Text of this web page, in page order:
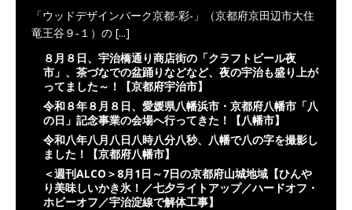
「ウッドデザインパーク京都-彩-」（京都府京田辺市大住
竜王谷９‐１）の [...]
８月８日、宇治橋通り商店街の「クラフトビール夜
市」、茶づなでの盆踊りなどなど、夜の宇治も盛り上が
ってました～！【京都府宇治市】
令和８年８月８日、愛媛県八幡浜市・京都府八幡市「八
の日」記念事業の会場へ行ってきた！【八幡市】
令和八年八月八日八時八分八秒、八幡で八の字を撮影し
ました！【京都府八幡市】
＜週刊ALCO＞8月1日～7日の京都府山城地域【ひんや
り美味しいかき氷！／七夕ライトアップ／ハードオフ・
ホビーオフ／宇治淀線で解体工事】